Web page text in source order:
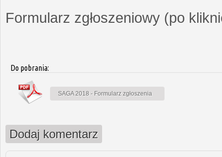
Formularz zgłoszeniowy (po
Do pobrania:
SAGA 2018 - Formularz zgłoszenia
Dodaj komentarz